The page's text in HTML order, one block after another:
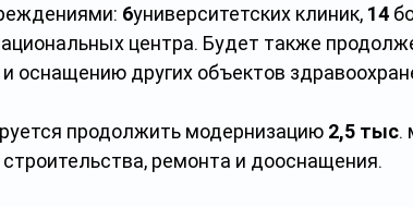
6университетских клиник, 14
центра. Будет также
оснащению других объектов
продолжить модернизацию 2,5 тыс.
ремонта и дооснащения.